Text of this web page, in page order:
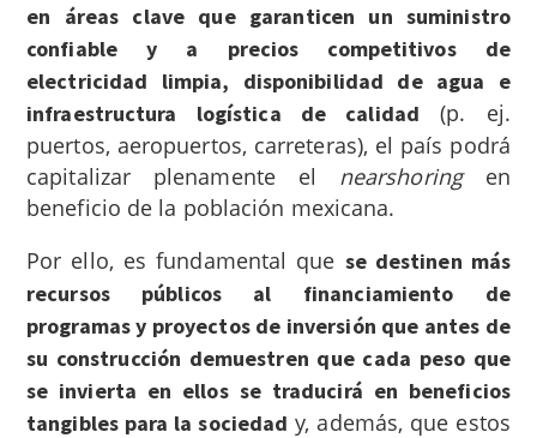
en áreas clave que garanticen un suministro
confiable y a precios competitivos de
electricidad limpia, disponibilidad de agua e
infraestructura logística de calidad (p. ej.
puertos, aeropuertos, carreteras), el país podrá
capitalizar plenamente el nearshoringen
beneficio de la población mexicana.
Por ello, es fundamental que se destinen más
recursos públicos al financiamiento de
programas y proyectos de inversión que antes de
su construcción demuestren que cada peso que
se invierta en ellos se traducirá en beneficios
tangibles para la sociedad y, además, que estos